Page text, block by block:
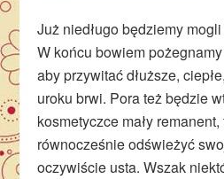
Już niedługo będziemy mogli
W końcu bowiem
aby przywitać dłuższe,
uroku brwi. Pora też będzie
kosmetyczce mały
równocześnie odświeżyć
oczywiście usta. Wszak